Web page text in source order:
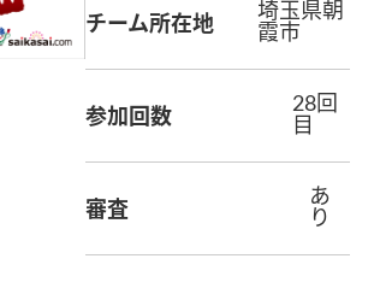
チーム所在地
埼玉県朝
霞市
参加回数
28回
目
審査
あ
り